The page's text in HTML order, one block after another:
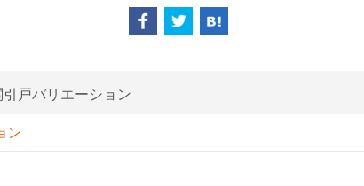
戸バリエーション
ン